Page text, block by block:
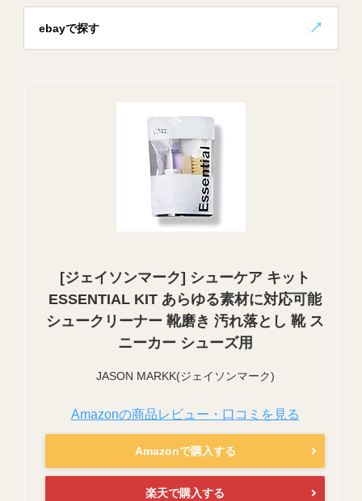
ebayで探す
[ジェイソンマーク] シューケア キット
ESSENTIAL KIT あらゆる素材に対応可能
シュークリーナー 靴磨き 汚れ落とし 靴 ス
ニーカー シューズ用
JASON MARKK(ジェイソンマーク)
Amazonの商品レビュー・口コミを見る
Amazonで購入する
楽天で購入する